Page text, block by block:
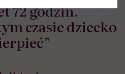
72 godzin.
czasie dziecko